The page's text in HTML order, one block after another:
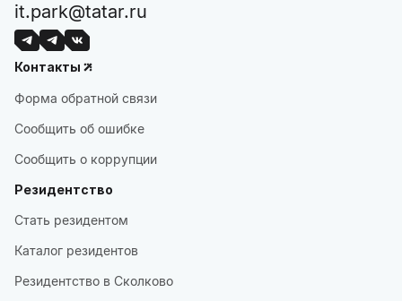
it.park@tatar.ru
Контакты
Форма обратной связи
Сообщить об ошибке
Сообщить о коррупции
Резидентство
Стать резидентом
Каталог резидентов
Резидентство в Сколково